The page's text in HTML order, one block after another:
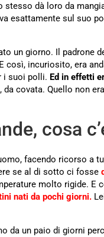
stesso dà loro da
esattamente sul suo
un giorno. Il padrone
incuriosito, era
i suoi polli. Ed in effetti
covata. Quello non
cosa
facendo ricorso a
se al di sotto ci fosse
molto rigide. E
nati da pochi giorni.
da un paio di giorni